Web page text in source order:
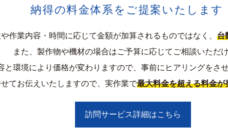
納得の料金体系をご提案いたします
作業内容・時間に応じて金額が加算されるものではなく、 台
また、製作物や機材の場合はご予算に応じてご相談いただけ
と環境により価格が変わりますので、事前にヒアリングをさ
てお伝えいたしますので、実作業で最大料金を超える料金
訪問サービス詳細はこちら